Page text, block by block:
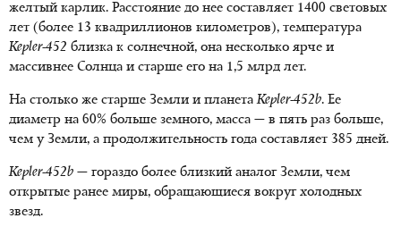
желтый карлик. Расстояние до нее составляет 1400 световых
лет (более 13 квадриллионов километров), температура
Kepler-452 близка к солнечной, она несколько ярче и
массивнее Солнца и старше его на 1,5 млрд лет.
На столько же старше Земли и планетаKepler-452b. Ее
диаметр на 60% больше земного, масса — в пять раз больше,
чем у Земли, а продолжительность года составляет 385 дней.
Kepler-452b — гораздо более близкий аналог Земли, чем
открытые ранее миры, обращающиеся вокруг холодных
звезд.